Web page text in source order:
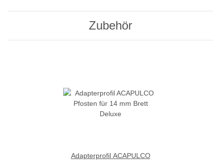
Zubehör
Adapterprofil ACAPULCO